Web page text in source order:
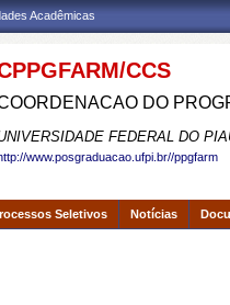
Acadêmicas
CCS
DO
FEDERAL DO
www.posgraduacao.ufpi.br//ppgfarm
Seletivos Notícias